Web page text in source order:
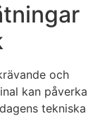
och
kan påverka
tekniska